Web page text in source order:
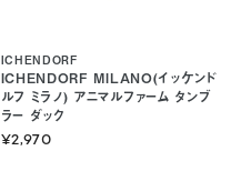
ICHENDORF MILANO(イッケンド
ルフ ミラノ) アニマルファーム タンブ
ラー ダック
ICHENDORF
¥2,970